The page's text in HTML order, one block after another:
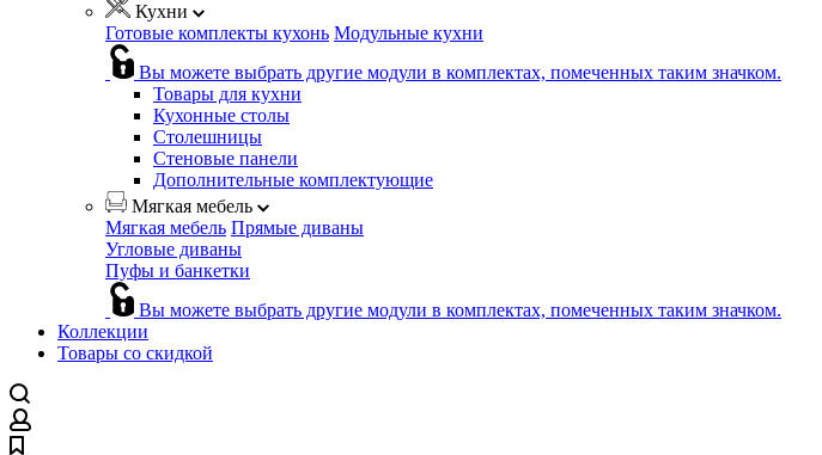
Кухни
Готовые комплекты кухонь Модульные кухни
Вы можете выбрать другие модули в комплектах, помеченных таким значком.
Товары для кухни
Кухонные столы
Столешницы
Стеновые панели
Дополнительные комплектующие
Мягкая мебель
Мягкая мебель Прямые диваны
Угловые диваны
Пуфы и банкетки
Вы можете выбрать другие модули в комплектах, помеченных таким значком.
Коллекции
Товары со скидкой